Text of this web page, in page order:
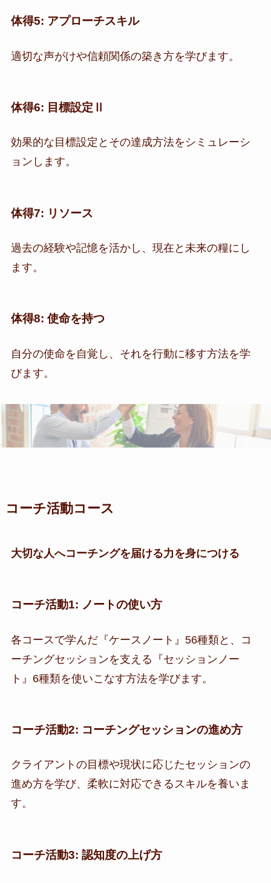
体得5: アプローチスキル
適切な声がけや信頼関係の築き方を学びます。
体得6: 目標設定Ⅱ
効果的な目標設定とその達成方法をシミュレーシ
ョンします。
体得7: リソース
過去の経験や記憶を活かし、現在と未来の糧にし
ます。
体得8: 使命を持つ
自分の使命を自覚し、それを行動に移す方法を学
びます。
コーチ活動コース
大切な人へコーチングを届ける力を身につける
コーチ活動1: ノートの使い方
各コースで学んだ『ケースノート』56種類と、コ
ーチングセッションを支える『セッションノー
ト』6種類を使いこなす方法を学びます。
コーチ活動2: コーチングセッションの進め方
クライアントの目標や現状に応じたセッションの
進め方を学び、柔軟に対応できるスキルを養いま
す。
コーチ活動3: 認知度の上げ方